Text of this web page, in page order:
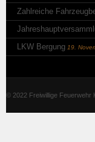
Zahlreiche
LKW Bergung 19.
© 2022 Freiwillige Feuerwehr